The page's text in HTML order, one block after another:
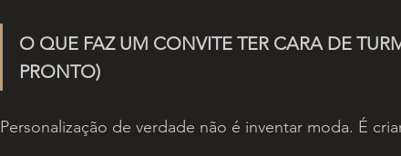
O QUE FAZ UM CONVITE TER CARA DE
PRONTO)
Personalização de verdade não é inventar moda. É